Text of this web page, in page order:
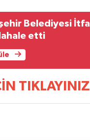
Belediyesi
etti
TIKLAYINIZ